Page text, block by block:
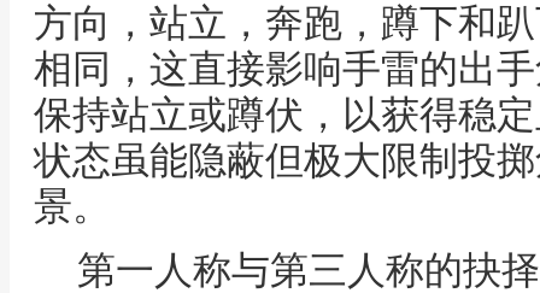
方向，站立，奔跑，蹲下和
相同，这直接影响手雷的出
保持站立或蹲伏，以获得稳
状态虽能隐蔽但极大限制投
景。
第一人称与第三人称的抉